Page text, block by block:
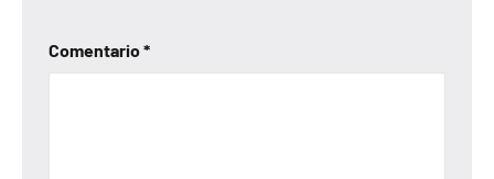
Comentario*